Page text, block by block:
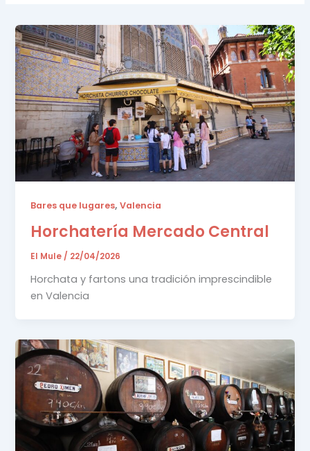
Bares que lugares,Valencia
Horchatería Mercado Central
El Mule / 22/04/2026
Horchata y fartons una tradición imprescindible
en Valencia